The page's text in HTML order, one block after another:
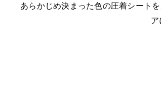
あらかじめ決まった色の圧着シート
ア